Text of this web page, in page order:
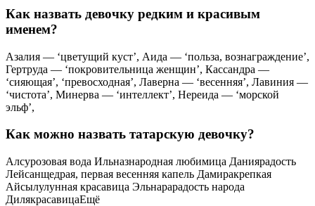
Как назвать девочку редким и красивым
именем?
Азалия — ‘цветущий куст’, Аида — ‘польза, вознаграждение’,
Гертруда — ‘покровительница женщин’, Кассандра —
‘сияющая’, ‘превосходная’, Лаверна — ‘весенняя’, Лавиния —
‘чистота’, Минерва — ‘интеллект’, Нереида — ‘морской
эльф’,
Как можно назвать татарскую девочку?
Алсурозовая вода Ильназнародная любимица Даниярадость
Лейсанщедрая, первая весенняя капель Дамиракрепкая
Айсылулунная красавица Эльнарарадость народа
ДилякрасавицаЕщё